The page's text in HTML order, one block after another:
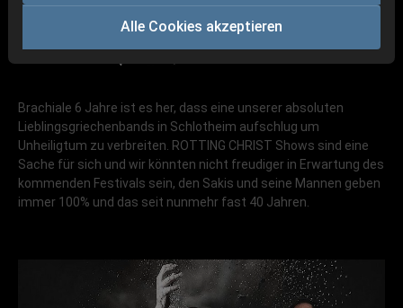
Brachiale 6 Jahre ist es her, dass eine unserer absoluten
Lieblingsgriechenbands in Schlotheim aufschlug um
Unheiligtum zu verbreiten. ROTTING CHRIST Shows sind eine
Sache für sich und wir könnten nicht freudiger in Erwartung des
kommenden Festivals sein, den Sakis und seine Mannen geben
immer 100% und das seit nunmehr fast 40 Jahren.
Alle Cookies akzeptieren